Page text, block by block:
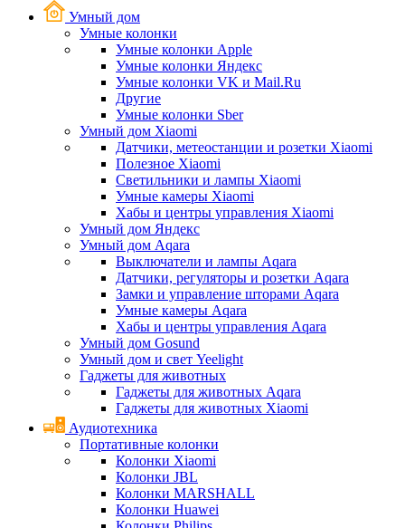
Умный дом
Умные колонки
Умные колонки Apple
Умные колонки Яндекс
Умные колонки VK и Mail.Ru
Другие
Умные колонки Sber
Умный дом Xiaomi
Датчики, метеостанции и розетки Xiaomi
Полезное Xiaomi
Светильники и лампы Xiaomi
Умные камеры Xiaomi
Хабы и центры управления Xiaomi
Умный дом Яндекс
Умный дом Aqara
Выключатели и лампы Aqara
Датчики, регуляторы и розетки Aqara
Замки и управление шторами Aqara
Умные камеры Aqara
Хабы и центры управления Aqara
Умный дом Gosund
Умный дом и свет Yeelight
Гаджеты для животных
Гаджеты для животных Aqara
Гаджеты для животных Xiaomi
Аудиотехника
Портативные колонки
Колонки Xiaomi
Колонки JBL
Колонки MARSHALL
Колонки Huawei